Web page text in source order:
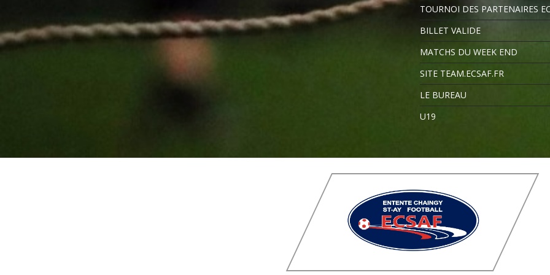
TOURNOI DES PARTENAIRES
BILLET VALIDE
MATCHS DU WEEK END
SITE TEAM.ECSAF.FR
LE BUREAU
U19